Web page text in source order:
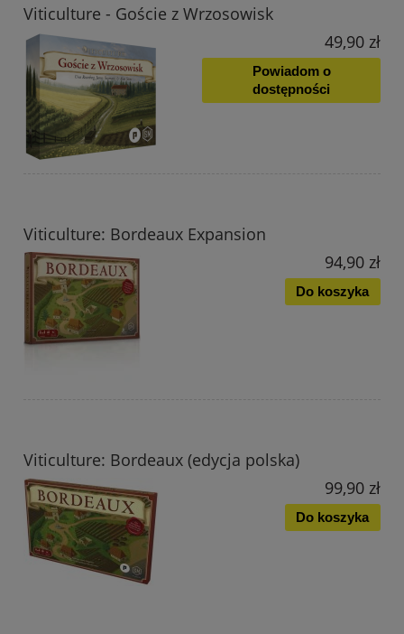
Viticulture - Goście z Wrzosowisk
49,90 zł
Powiadom o
dostępności
Viticulture: Bordeaux Expansion
94,90 zł
Do koszyka
Viticulture: Bordeaux (edycja polska)
99,90 zł
Do koszyka